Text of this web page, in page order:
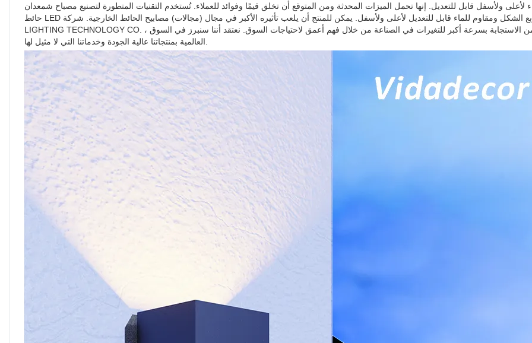
لأعلى ولأسفل قابل للتعديل. إنها تحمل الميزات المحدثة ومن المتوقع أن تخلق قيمًا وفوائد للعملاء. تُستخدم التقنيات المتطورة لتصنيع مصباح شمعدان
حائط LED مكعب مربع الشكل ومقاوم للماء قابل للتعديل لأعلى ولأسفل. يمكن للمنتج أن يلعب تأثيره الأكبر في مجال (مجالات) مصابيح الحائط الخارجية. شركة EION
LIGHTING TECHNOLOGY CO. ، نأمل أن نتمكن من الاستجابة بسرعة أكبر للتغيرات في الصناعة من خلال فهم أعمق لاحتياجات السوق. نعتقد أننا سنبرز في السوق